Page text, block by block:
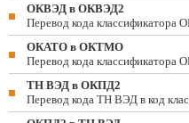
ОКВЭД в ОКВЭД2
Перевод кода
ОКАТО в ОКТМО
Перевод кода
ТН ВЭД в ОКПД2
Перевод кода ТН ВЭД в код